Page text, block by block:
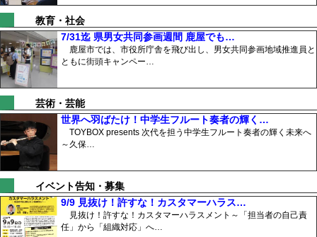
教育・社会
7/31迄 県男女共同参画週間 鹿屋でも…
鹿屋市では、市役所庁舎を飛び出し、男女共同参画地域推進員と
ともに街頭キャンペー…
芸術・芸能
世界へ羽ばたけ！中学生フルート奏者の輝く…
TOYBOX presents 次代を担う中学生フルート奏者の輝く未来へ
～久保…
イベント告知・募集
9/9 見抜け！許すな！カスタマーハラス…
見抜け！許すな！カスタマーハラスメント～「担当者の自己責
任」から「組織対応」へ…